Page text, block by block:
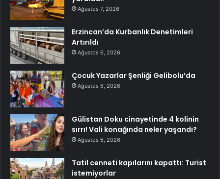
Ağustos 7, 2026
Erzincan’da Kurbanlık Denetimleri
Artırıldı
Ağustos 6, 2026
Çocuk Yazarlar Şenliği Gelibolu’da
Ağustos 6, 2026
Gülistan Doku cinayetinde 4 kolinin
sırrı! Vali konağında neler yaşandı?
Ağustos 6, 2026
Tatil cenneti kapılarını kapattı: Turist
istemiyorlar